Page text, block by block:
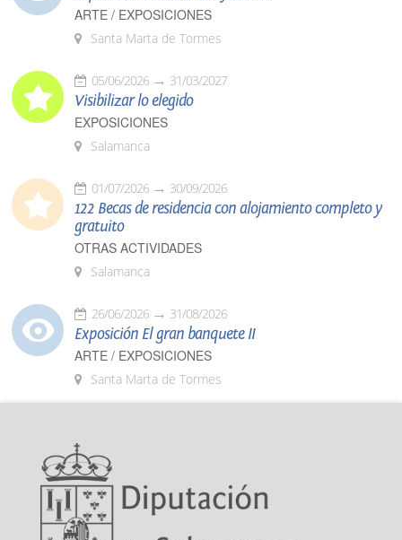
ARTE / EXPOSICIONES
Santa Marta de Tormes
05/06/2026 31/03/2027
Visibilizar lo elegido
EXPOSICIONES
Salamanca
01/07/2026 30/09/2026
122 Becas de residencia con alojamiento completo y
gratuito
OTRAS ACTIVIDADES
Salamanca
26/06/2026 31/08/2026
Exposición El gran banquete II
ARTE / EXPOSICIONES
Santa Marta de Tormes